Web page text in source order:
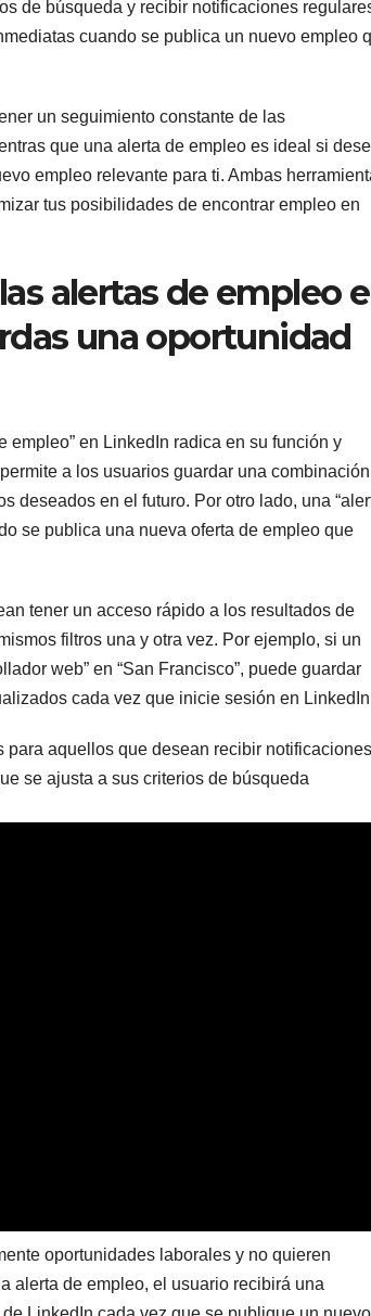
de búsqueda y recibir notificaciones
cuando se publica un nuevo empleo
un seguimiento constante de las
que una alerta de empleo es ideal si
empleo relevante para ti. Ambas
tus posibilidades de encontrar empleo en
alertas de empleo
una oportunidad
empleo” en LinkedIn radica en su función y
a los usuarios guardar una
deseados en el futuro. Por otro lado, una
se publica una nueva oferta de empleo que
tener un acceso rápido a los resultados de
filtros una y otra vez. Por ejemplo, si un
web” en “San Francisco”, puede guardar
cada vez que inicie sesión en
aquellos que desean recibir notificaciones
se ajusta a sus criterios de búsqueda
oportunidades laborales y no quieren
alerta de empleo, el usuario recibirá una